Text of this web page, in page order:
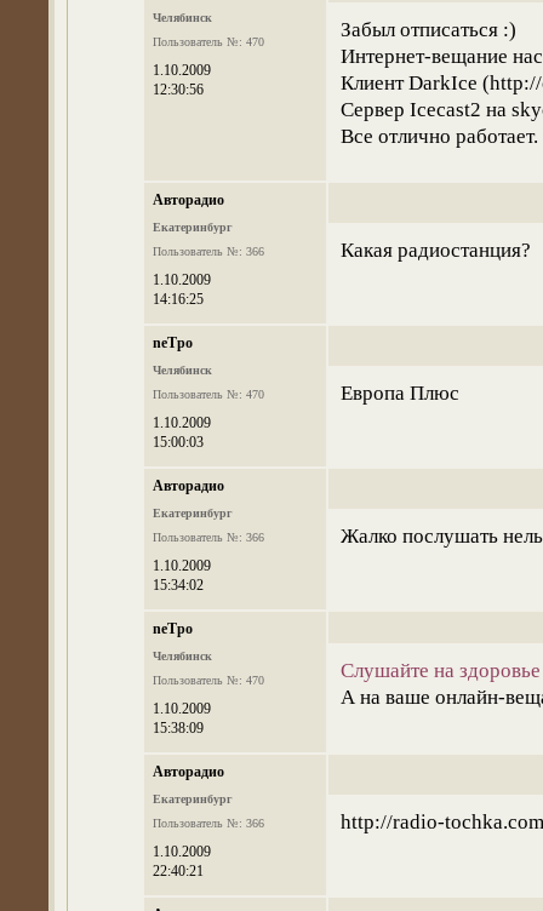
Челябинск
Пользователь №: 470
1.10.2009
12:30:56
Забыл отписаться :)
Интернет-вещание
Клиент DarkIce
Сервер Icecast2 на
Все отлично
Авторадио
Екатеринбург
Пользователь №: 366
1.10.2009
14:16:25
Какая радиостанция?
neTpo
Челябинск
Пользователь №: 470
1.10.2009
15:00:03
Европа Плюс
Авторадио
Екатеринбург
Пользователь №: 366
1.10.2009
15:34:02
Жалко послушать
neTpo
Челябинск
Пользователь №: 470
1.10.2009
15:38:09
Слушайте на
А на ваше онлайн-
Авторадио
Екатеринбург
Пользователь №: 366
1.10.2009
22:40:21
http://radio-